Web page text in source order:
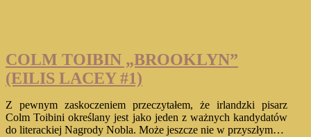
COLM TOIBIN „BROOKLYN”
(EILIS LACEY #1)
Z pewnym zaskoczeniem przeczytałem, że irlandzki pisarz
Colm Toibini określany jest jako jeden z ważnych kandydatów
do literackiej Nagrody Nobla. Może jeszcze nie w przyszłym…